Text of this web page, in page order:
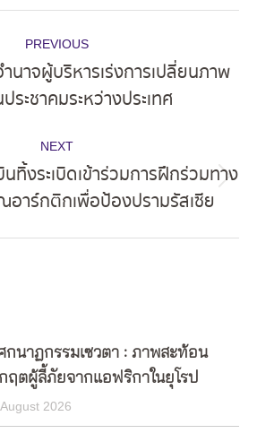
PREVIOUS
post:
นาจผู้บริหารเร่งการเปลี่ยนภาพ
ะชาคมระหว่างประเทศ
NEXT
Next
post:
ทิ้งระเบิดเข้าร่วมการฝึกร่วมทาง
อาร์กติกเพื่อป้องปรามรัสเซีย
กนาฏกรรมเซวตา : ภาพสะท้อน
ฤตผู้ลี้ภัยจากแอฟริกาในยุโรป
2026